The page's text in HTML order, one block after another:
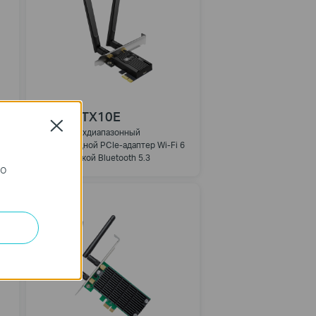
Archer TX10E
AX900 Двухдиапазонный
беспроводной PCIe-адаптер Wi-Fi 6
с поддержкой Bluetooth 5.3
Close